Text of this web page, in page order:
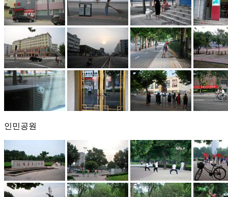
인민공원